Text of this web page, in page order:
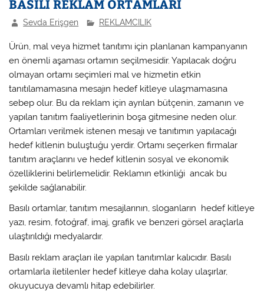
BASILI REKLAM ORTAMLARI
Sevda Erişgen REKLAMCILIK
Ürün, mal veya hizmet tanıtımı için planlanan kampanyanın
en önemli aşaması ortamın seçilmesidir. Yapılacak doğru
olmayan ortamı seçimleri mal ve hizmetin etkin
tanıtılamamasına mesajın hedef kitleye ulaşmamasına
sebep olur. Bu da reklam için ayrılan bütçenin, zamanın ve
yapılan tanıtım faaliyetlerinin boşa gitmesine neden olur.
Ortamları verilmek istenen mesajı ve tanıtımın yapılacağı
hedef kitlenin buluştuğu yerdir. Ortamı seçerken firmalar
tanıtım araçlarını ve hedef kitlenin sosyal ve ekonomik
özelliklerini belirlemelidir. Reklamın etkinliği ancak bu
şekilde sağlanabilir.
Basılı ortamlar, tanıtım mesajlarının, sloganların hedef kitleye
yazı, resim, fotoğraf, imaj, grafik ve benzeri görsel araçlarla
ulaştırıldığı medyalardır.
Basılı reklam araçları ile yapılan tanıtımlar kalıcıdır. Basılı
ortamlarla iletilenler hedef kitleye daha kolay ulaşırlar,
okuyucuya devamlı hitap edebilirler.